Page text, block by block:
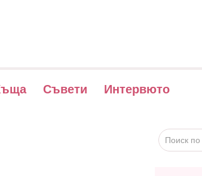
Съвети Интервюто